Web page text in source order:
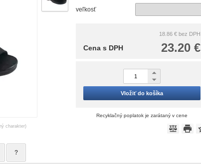
charakter)
veľkosť
18.86 € bez DPH
23.20 €
Cena s DPH
Vložiť do košíka
Recyklačný poplatok je zarátaný v cene
?